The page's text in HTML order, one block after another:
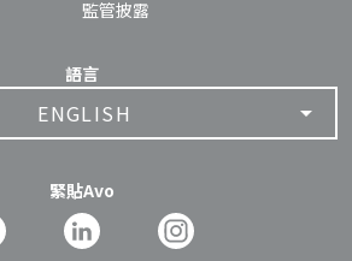
監管披露
語言
ENGLISH
緊貼Avo